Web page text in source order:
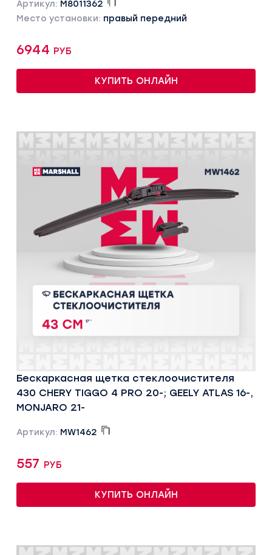
Артикул: M8011362
Место установки: правый передний
6944 руб
КУПИТЬ ОНЛАЙН
Бескаркасная щетка стеклоочистителя
430 CHERY TIGGO 4 PRO 20-; GEELY ATLAS 16-,
MONJARO 21-
Артикул: MW1462
557 руб
КУПИТЬ ОНЛАЙН